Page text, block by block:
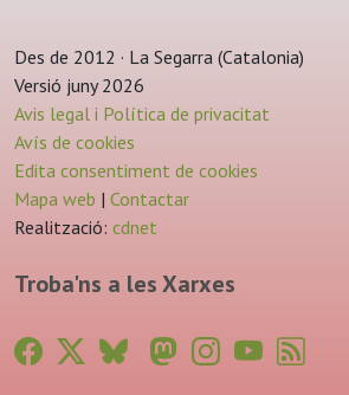
Des de 2012 · La Segarra (Catalonia)
Versió juny 2026
Avis legal i Política de privacitat
Avís de cookies
Edita consentiment de cookies
Mapa web | Contactar
Realització: cdnet
Troba'ns a les Xarxes